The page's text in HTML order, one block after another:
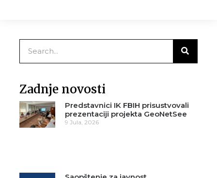
Zadnje novosti
Predstavnici IK FBIH prisustvovali
prezentaciji projekta GeoNetSee
9 Jula, 2026